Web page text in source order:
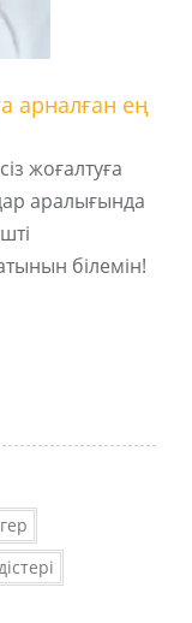
арналған ең
жоғалтуға
аралығында
білемін!